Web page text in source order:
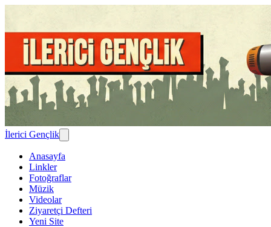
İlerici Gençlik
Anasayfa
Linkler
Fotoğraflar
Müzik
Videolar
Ziyaretçi Defteri
Yeni Site